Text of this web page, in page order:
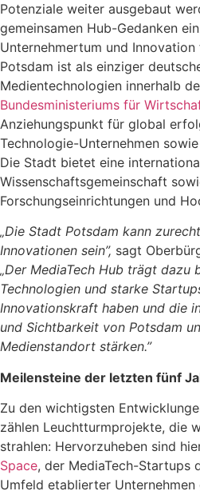
Potenziale weiter ausgebaut
gemeinsamen Hub-Gedanken
Unternehmertum und
Potsdam ist als einziger
Medientechnologien innerhalb
Bundesministeriums für
Anziehungspunkt für global
Technologie-Unternehmen
Die Stadt bietet eine
Wissenschaftsgemeinschaft
Forschungseinrichtungen und
„Die Stadt Potsdam kann
Innovationen sein”, sagt
„Der MediaTech Hub trägt dazu
Technologien und starke
Innovationskraft haben und die
und Sichtbarkeit von Potsdam
Medienstandort stärken.”
Meilensteine der letzten fünf
Zu den wichtigsten
zählen Leuchtturmprojekte, die
strahlen: Hervorzuheben sind
Space, der MediaTech-Startups
Umfeld etablierter Unternehmen